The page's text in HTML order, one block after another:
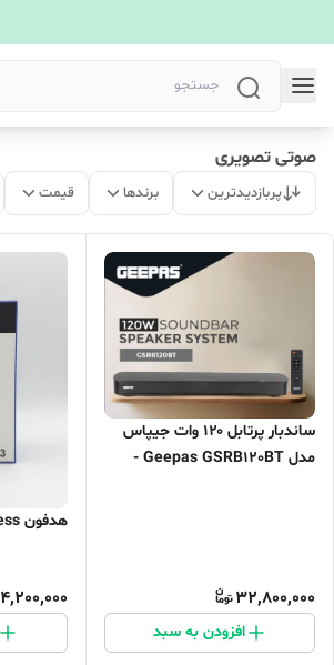
صوتی تصویری
پربازدیدترین برندها قیمت
ساندبار پرتابل ۱۲۰ وات جیپاس
مدل Geepas GSRB120BT -
32,800,000
افزودن به سبد
هدفون P33 BASS+ Wireless
4,200,000